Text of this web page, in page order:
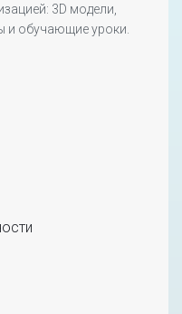
3D модели,
и обучающие уроки.